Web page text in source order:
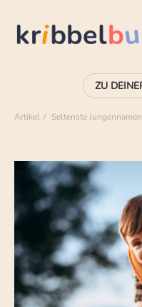
Artikel Seltenste Jungennamen